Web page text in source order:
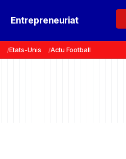
Entrepreneuriat
Etats-Unis Actu Football